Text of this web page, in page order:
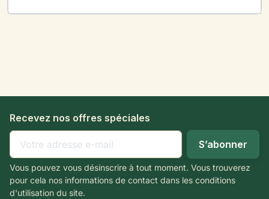
Recevez nos offres spéciales
Vous pouvez vous désinscrire à tout moment. Vous trouverez
pour cela nos informations de contact dans les conditions
d'utilisation du site.